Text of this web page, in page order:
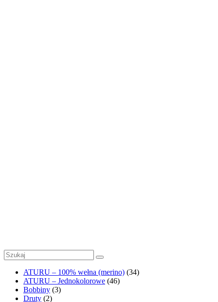
ATURU – 100% wełna (merino) (34)
ATURU – Jednokolorowe (46)
Bobbiny (3)
Druty (2)